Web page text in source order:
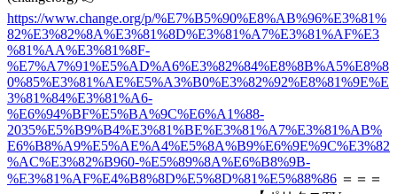
https://www.change.org/p/%E7%B5%90%E8%AB%96%E3%81%
82%E3%82%8A%E3%81%8D%E3%81%A7%E3%81%AF%E3
%81%AA%E3%81%8F-
%E7%A7%91%E5%AD%A6%E3%82%84%E8%8B%A5%E8%8
0%85%E3%81%AE%E5%A3%B0%E3%82%92%E8%81%9E%E
3%81%84%E3%81%A6-
%E6%94%BF%E5%BA%9C%E6%A1%88-
2035%E5%B9%B4%E3%81%BE%E3%81%A7%E3%81%AB%
E6%B8%A9%E5%AE%A4%E5%8A%B9%E6%9E%9C%E3%82
%AC%E3%82%B960-%E5%89%8A%E6%B8%9B-
%E3%81%AF%E4%B8%8D%E5%8D%81%E5%88%86 ＝＝＝